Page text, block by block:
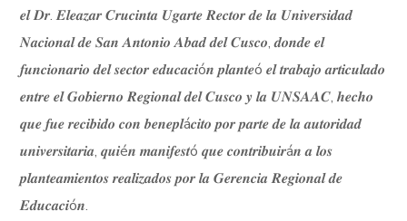
𝒆𝒍 𝑫𝒓. 𝑬𝒍𝒆𝒂𝒛𝒂𝒓 𝑪𝒓𝒖𝒄𝒊𝒏𝒕𝒂 𝑼𝒈𝒂𝒓𝒕𝒆 𝑹𝒆𝒄𝒕𝒐𝒓 𝒅𝒆 𝒍𝒂 𝑼𝒏𝒊𝒗𝒆𝒓𝒔𝒊𝒅𝒂𝒅
𝑵𝒂𝒄𝒊𝒐𝒏𝒂𝒍 𝒅𝒆 𝑺𝒂𝒏 𝑨𝒏𝒕𝒐𝒏𝒊𝒐 𝑨𝒃𝒂𝒅 𝒅𝒆𝒍 𝑪𝒖𝒔𝒄𝒐, 𝒅𝒐𝒏𝒅𝒆 𝒆𝒍
𝒇𝒖𝒏𝒄𝒊𝒐𝒏𝒂𝒓𝒊𝒐 𝒅𝒆𝒍 𝒔𝒆𝒄𝒕𝒐𝒓 𝒆𝒅𝒖𝒄𝒂𝒄𝒊ó𝒏 𝒑𝒍𝒂𝒏𝒕𝒆ó 𝒆𝒍 𝒕𝒓𝒂𝒃𝒂𝒋𝒐 𝒂𝒓𝒕𝒊𝒄𝒖𝒍𝒂𝒅𝒐
𝒆𝒏𝒕𝒓𝒆 𝒆𝒍 𝑮𝒐𝒃𝒊𝒆𝒓𝒏𝒐 𝑹𝒆𝒈𝒊𝒐𝒏𝒂𝒍 𝒅𝒆𝒍 𝑪𝒖𝒔𝒄𝒐 𝒚 𝒍𝒂 𝑼𝑵𝑺𝑨𝑨𝑪, 𝒉𝒆𝒄𝒉𝒐
𝒒𝒖𝒆 𝒇𝒖𝒆 𝒓𝒆𝒄𝒊𝒃𝒊𝒅𝒐 𝒄𝒐𝒏 𝒃𝒆𝒏𝒆𝒑𝒍á𝒄𝒊𝒕𝒐 𝒑𝒐𝒓 𝒑𝒂𝒓𝒕𝒆 𝒅𝒆 𝒍𝒂 𝒂𝒖𝒕𝒐𝒓𝒊𝒅𝒂𝒅
𝒖𝒏𝒊𝒗𝒆𝒓𝒔𝒊𝒕𝒂𝒓𝒊𝒂, 𝒒𝒖𝒊é𝒏 𝒎𝒂𝒏𝒊𝒇𝒆𝒔𝒕ó 𝒒𝒖𝒆 𝒄𝒐𝒏𝒕𝒓𝒊𝒃𝒖𝒊𝒓á𝒏 𝒂 𝒍𝒐𝒔
𝒑𝒍𝒂𝒏𝒕𝒆𝒂𝒎𝒊𝒆𝒏𝒕𝒐𝒔 𝒓𝒆𝒂𝒍𝒊𝒛𝒂𝒅𝒐𝒔 𝒑𝒐𝒓 𝒍𝒂 𝑮𝒆𝒓𝒆𝒏𝒄𝒊𝒂 𝑹𝒆𝒈𝒊𝒐𝒏𝒂𝒍 𝒅𝒆
𝑬𝒅𝒖𝒄𝒂𝒄𝒊ó𝒏.